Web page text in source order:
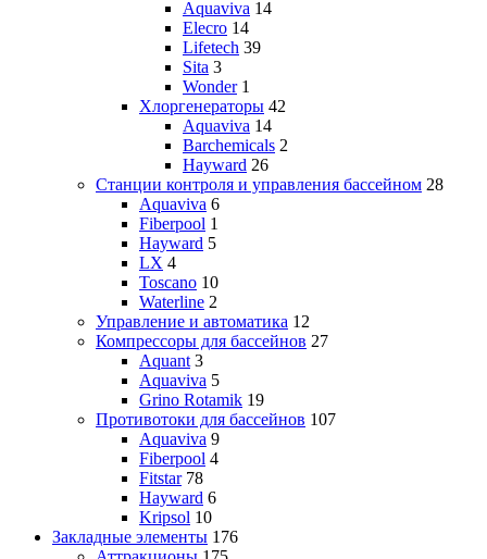
Aquaviva 14
Elecro 14
Lifetech 39
Sita 3
Wonder 1
Хлоргенераторы 42
Aquaviva 14
Barchemicals 2
Hayward 26
Станции контроля и управления бассейном 28
Aquaviva 6
Fiberpool 1
Hayward 5
LX 4
Toscano 10
Waterline 2
Управление и автоматика 12
Компрессоры для бассейнов 27
Aquant 3
Aquaviva 5
Grino Rotamik 19
Противотоки для бассейнов 107
Aquaviva 9
Fiberpool 4
Fitstar 78
Hayward 6
Kripsol 10
Закладные элементы 176